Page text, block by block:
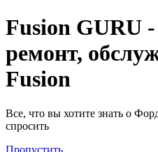
Fusion GURU
ремонт,
Fusion
Все, что вы хотите знать о
спросить
Пропустить